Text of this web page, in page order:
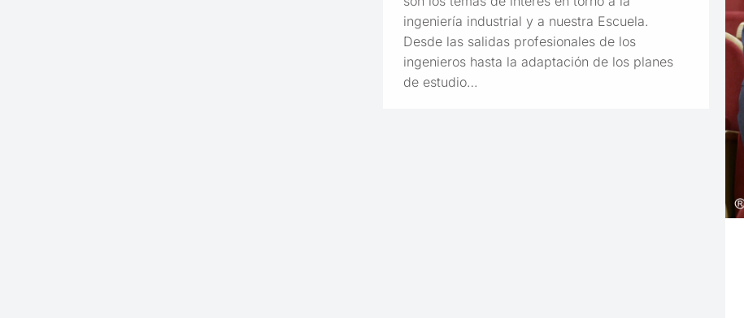
ingeniería industrial y a nuestra Escuela.
Desde las salidas profesionales de los
ingenieros hasta la adaptación de los planes
de estudio…